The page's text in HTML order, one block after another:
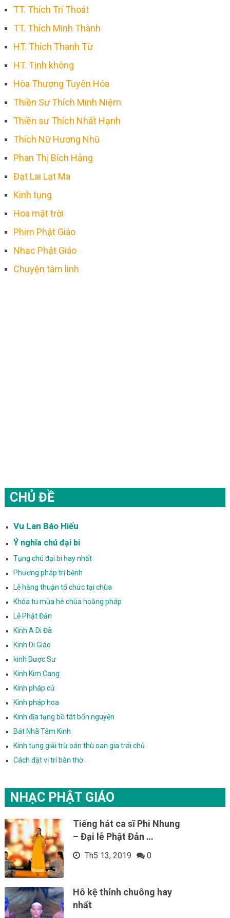
TT. Thích Trí Thoát
TT. Thích Minh Thành
HT. Thích Thanh Từ
HT. Tịnh không
Hòa Thượng Tuyên Hóa
Thiền Sư Thích Minh Niệm
Thiền sư Thích Nhất Hạnh
Thích Nữ Hương Nhũ
Phan Thị Bích Hằng
Đạt Lai Lạt Ma
Kinh tụng
Hoa mặt trời
Phim Phật Giáo
Nhạc Phật Giáo
Chuyện tâm linh
CHỦ ĐỀ
Vu Lan Báo Hiếu
Ý nghĩa chú đại bi
Tụng chú đại bi hay nhất
Phương pháp trị bệnh
Lễ hằng thuận tổ chức tại chùa
Khóa tu mùa hè chùa hoằng pháp
Lễ Phật Đản
Kinh A Di Đà
Kinh Di Giáo
kinh Dược Sư
Kinh Kim Cang
Kinh pháp cú
Kinh pháp hoa
Kinh địa tạng bồ tát bổn nguyện
Bát Nhã Tâm Kinh
Kinh tụng giải trừ oán thù oan gia trái chủ
Cách đặt vị trí bàn thờ
NHẠC PHẬT GIÁO
Tiếng hát ca sĩ Phi Nhung
– Đại lễ Phật Đản …
Th5 13, 2019 0
Hô kệ thỉnh chuông hay
nhất